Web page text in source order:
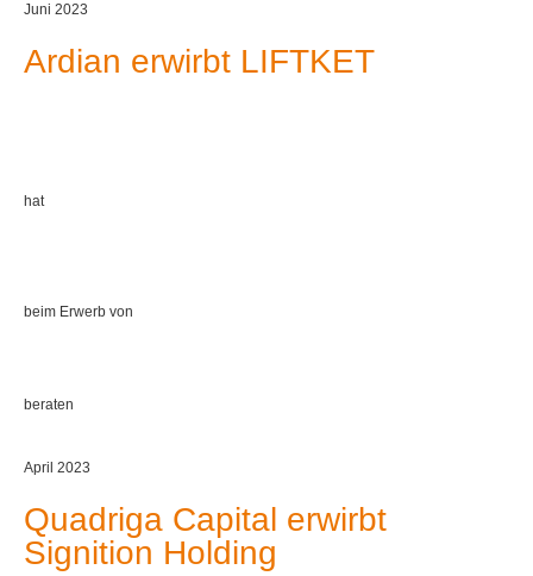
Juni 2023
Ardian erwirbt LIFTKET
hat
beim Erwerb von
beraten
April 2023
Quadriga Capital erwirbt
Signition Holding